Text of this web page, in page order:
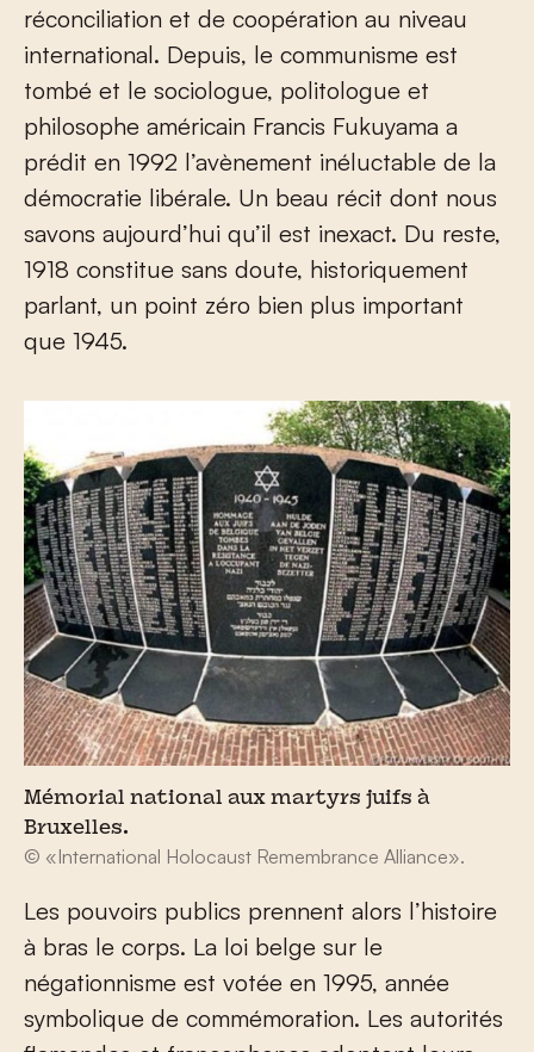
réconciliation et de coopération au niveau
international. Depuis, le communisme est
tombé et le sociologue, politologue et
philosophe américain Francis Fukuyama a
prédit en 1992 l’avènement inéluctable de la
démocratie libérale. Un beau récit dont nous
savons aujourd’hui qu’il est inexact. Du reste,
1918 constitue sans doute, historiquement
parlant, un point zéro bien plus important
que 1945.
Mémorial national aux martyrs juifs à
Bruxelles.
© «International Holocaust Remembrance Alliance».
Les pouvoirs publics prennent alors l’histoire
à bras le corps. La loi belge sur le
négationnisme est votée en 1995, année
symbolique de commémoration. Les autorités